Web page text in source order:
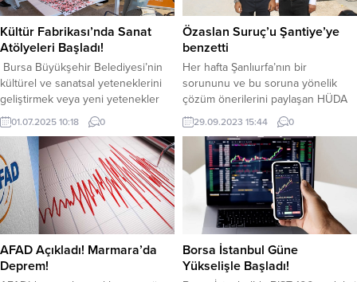
Bursa İş Ofisi, kadınların iş gücüne
katılımını desteklemek, istihdam
olanaklarına erişimini kolaylaştırmak
ve toplumsal...
ve Turizm Vakfı (BKSTV) tarafından
bu yıl...
Kültür Fabrikası’nda Sanat
Atölyeleri Başladı!
Bursa Büyükşehir Belediyesi’nin
kültürel ve sanatsal yeteneklerini
geliştirmek veya yeni yetenekler
edinmek isteyenler için ‘Kültür
Fabrikası’ bünyesinde başlattığı 23
farklı atölye çalışması, Bursalılardan
yoğun ilgi görüyor. Bursa
Büyükşehir Belediyesi tarafından
hayata geçirilen Kültür
Fabrikası’nda düzenlenen atölye
çalışmaları, sanata ilgi duyan veya
yeteneğini geliştirmek isteyen
Bursalıların yoğun ilgisiyle başladı.
‘Gösteri ve...
01.07.2025 10:18 0
Özaslan Suruç’u Şantiye’ye
benzetti
Her hafta Şanlıurfa’nın bir
sorununu ve bu soruna yönelik
çözüm önerilerini paylaşan HÜDA
PAR Şanlıurfa İl Başkanı Emin
Özaslan, bu hafta ise Suruç’ta
altyapı çalışmalarının gecikmesi
dolayısıyla halkın yaşamış olduğu
mağduriyetleri dile getirerek
yetkililere seslendi.Suruç’a giderek
altyapı çalışmalarının gecikmesi
dolayısıyla halkın yaşamış olduğu
mağduriyetleri yerinde inceleyen
HÜDA PAR Şanlıurfa İl...
29.09.2023 15:44 0
AFAD Açıkladı! Marmara’da
Deprem!
Borsa İstanbul Güne
Yükselişle Başladı!